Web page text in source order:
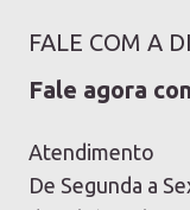
FALE COM A
Fale agora
Atendimento
De Segunda a